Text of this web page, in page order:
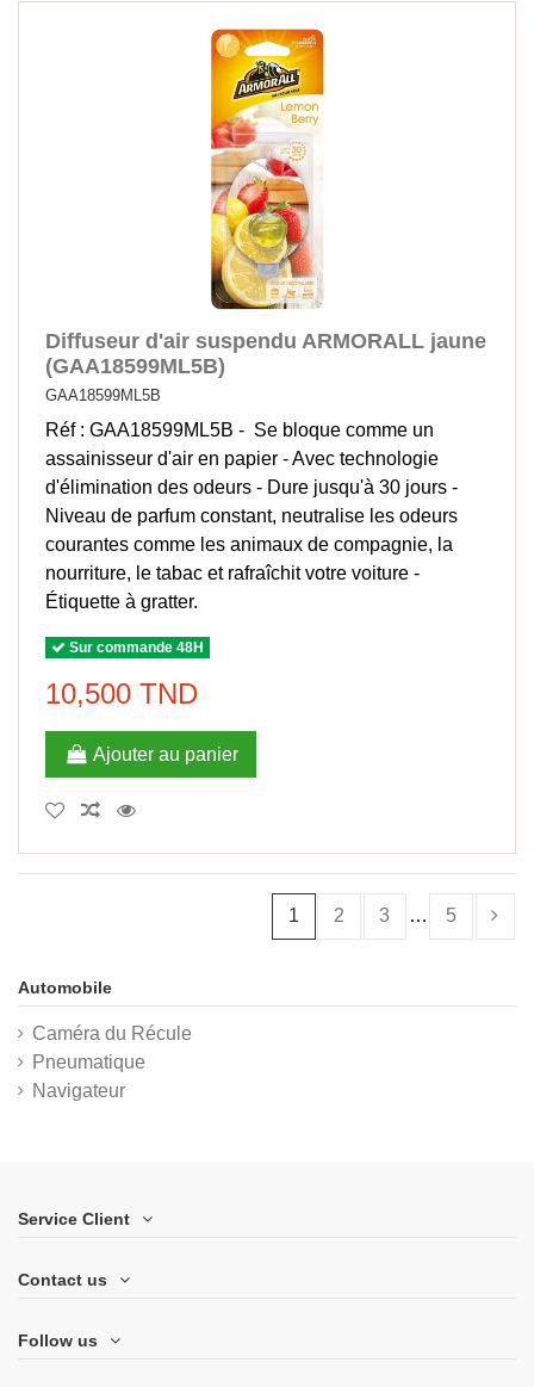
Diffuseur d'air suspendu ARMORALL jaune
(GAA18599ML5B)
GAA18599ML5B
Réf : GAA18599ML5B - Se bloque comme un
assainisseur d'air en papier - Avec technologie
d'élimination des odeurs - Dure jusqu'à 30 jours -
Niveau de parfum constant, neutralise les odeurs
courantes comme les animaux de compagnie, la
nourriture, le tabac et rafraîchit votre voiture -
Étiquette à gratter.
Sur commande 48H
10,500 TND
Ajouter au panier
1 2 3 … 5
Automobile
Caméra du Récule
Pneumatique
Navigateur
Service Client
Contact us
Follow us